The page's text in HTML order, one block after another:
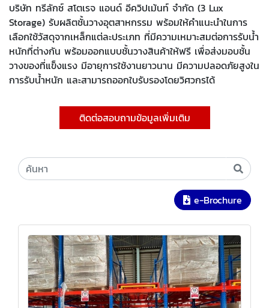
บริษัท ทรีลักซ์ สโตเรจ แอนด์ อีควิปเม้นท์ จำกัด (3 Lux
Storage) รับผลิตชั้นวางอุตสาหกรรม พร้อมให้คำแนะนำในการ
เลือกใช้วัสดุจากเหล็กแต่ละประเภท ที่มีความเหมาะสมต่อการรับน้ำ
หนักที่ต่างกัน พร้อมออกแบบชั้นวางสินค้าให้ฟรี เพื่อส่งมอบชั้น
วางของที่แข็งแรง มีอายุการใช้งานยาวนาน มีความปลอดภัยสูงใน
การรับน้ำหนัก และสามารถออกใบรับรองโดยวิศวกรได้
ติดต่อสอบถามข้อมูลเพิ่มเติม
e-Brochure